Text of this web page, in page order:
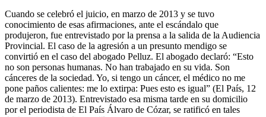
Cuando se celebró el juicio, en marzo de 2013 y se tuvo
conocimiento de esas afirmaciones, ante el escándalo que
produjeron, fue entrevistado por la prensa a la salida de la Audiencia
Provincial. El caso de la agresión a un presunto mendigo se
convirtió en el caso del abogado Pelluz. El abogado declaró: “Esto
no son personas humanas. No han trabajado en su vida. Son
cánceres de la sociedad. Yo, si tengo un cáncer, el médico no me
pone paños calientes: me lo extirpa: Pues esto es igual” (El País, 12
de marzo de 2013). Entrevistado esa misma tarde en su domicilio
por el periodista de El País Álvaro de Cózar, se ratificó en tales